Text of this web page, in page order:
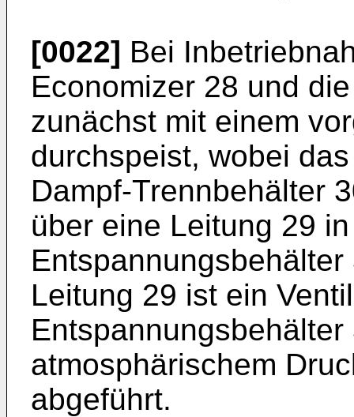
[0022] Bei
Economizer 28 und
zunächst mit einem
durchspeist, wobei
Dampf-Trennbehälter
über eine Leitung 29
Leitung 29 ist ein
atmosphärischem
abgeführt.